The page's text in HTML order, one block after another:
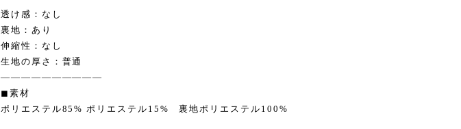
透け感：なし
裏地：あり
伸縮性：なし
生地の厚さ：普通
——————————
◼︎素材
ポリエステル85% ポリエステル15% 裏地ポリエステル100%